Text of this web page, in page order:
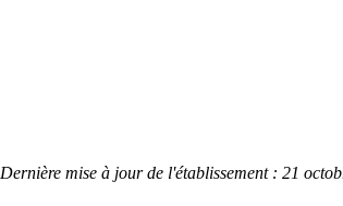
Dernière mise à jour de l'établissement : 21